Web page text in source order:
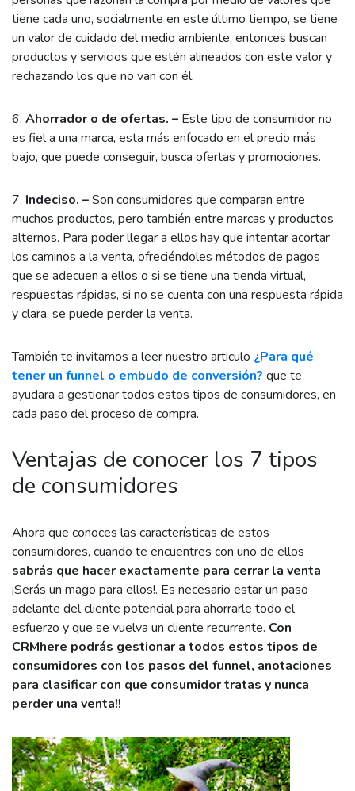
tiene cada uno, socialmente en este último tiempo, se tiene
un valor de cuidado del medio ambiente, entonces buscan
productos y servicios que estén alineados con este valor y
rechazando los que no van con él.
6. Ahorrador o de ofertas. – Este tipo de consumidor no
es fiel a una marca, esta más enfocado en el precio más
bajo, que puede conseguir, busca ofertas y promociones.
7. Indeciso. –Son consumidores que comparan entre
muchos productos, pero también entre marcas y productos
alternos. Para poder llegar a ellos hay que intentar acortar
los caminos a la venta, ofreciéndoles métodos de pagos
que se adecuen a ellos o si se tiene una tienda virtual,
respuestas rápidas, si no se cuenta con una respuesta rápida
y clara, se puede perder la venta.
También te invitamos a leer nuestro articulo ¿Para qué
tener un funnel o embudo de conversión? que te
ayudara a gestionar todos estos tipos de consumidores, en
cada paso del proceso de compra.
Ventajas de conocer los 7 tipos
de consumidores
Ahora que conoces las características de estos
consumidores, cuando te encuentres con uno de ellos
sabrás que hacer exactamente para cerrar la venta
¡Serás un mago para ellos!. Es necesario estar un paso
adelante del cliente potencial para ahorrarle todo el
esfuerzo y que se vuelva un cliente recurrente. Con
CRMhere podrás gestionar a todos estos tipos de
consumidores con los pasos del funnel, anotaciones
para clasificar con que consumidor tratas y nunca
perder una venta!!